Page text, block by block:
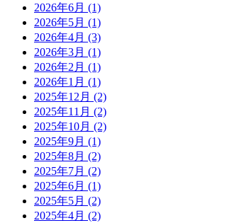
2026年6月 (1)
2026年5月 (1)
2026年4月 (3)
2026年3月 (1)
2026年2月 (1)
2026年1月 (1)
2025年12月 (2)
2025年11月 (2)
2025年10月 (2)
2025年9月 (1)
2025年8月 (2)
2025年7月 (2)
2025年6月 (1)
2025年5月 (2)
2025年4月 (2)